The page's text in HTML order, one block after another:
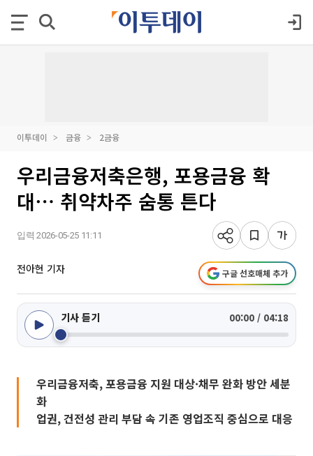
이투데이 금융 2금융
우리금융저축은행, 포용금융 확
대⋯ 취약차주 숨통 튼다
입력 2026-05-25 11:11
전아현 기자 구글 선호매체 추가
기사 듣기 00:00 / 04:18
우리금융저축, 포용금융 지원 대상·채무 완화 방안 세분
화
업권, 건전성 관리 부담 속 기존 영업조직 중심으로 대응